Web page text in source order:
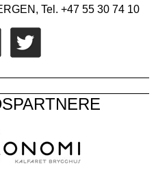
Tel. +47 55 30 74 10